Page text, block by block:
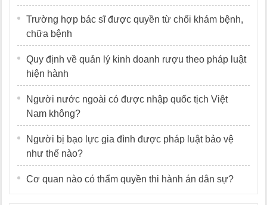
Trường hợp bác sĩ được quyền từ chối khám bệnh,
chữa bệnh
Quy định về quản lý kinh doanh rượu theo pháp luật
hiện hành
Người nước ngoài có được nhập quốc tịch Việt
Nam không?
Người bị bạo lực gia đình được pháp luật bảo vệ
như thế nào?
Cơ quan nào có thẩm quyền thi hành án dân sự?